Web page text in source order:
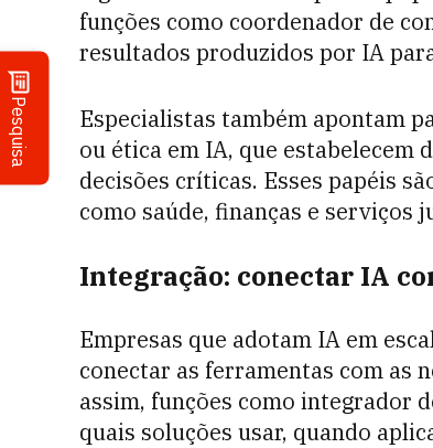
Pesquisa
funções como coordenador de
resultados produzidos por IA
Especialistas também apontam
ou ética em IA, que estabelecem
decisões críticas. Esses papéis
como saúde, finanças e serviços
Integração: conectar IA
Empresas que adotam IA em
conectar as ferramentas com as
assim, funções como integrador
quais soluções usar, quando